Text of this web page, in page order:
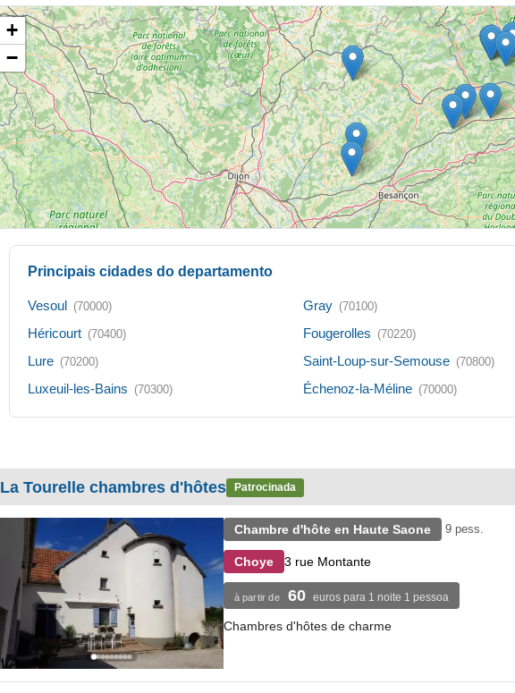
+
−
Principais cidades do departamento
Vesoul (70000)
Héricourt (70400)
Lure (70200)
Luxeuil-les-Bains (70300)
Gray (70100)
Fougerolles (70220)
Saint-Loup-sur-Semouse (70800)
Échenoz-la-Méline (70000)
La Tourelle chambres d'hôtes Patrocinada
Chambre d'hôte en Haute Saone 9 pess.
Choye 3 rue Montante
à partir de 60 euros para 1 noite 1 pessoa
Chambres d'hôtes de charme